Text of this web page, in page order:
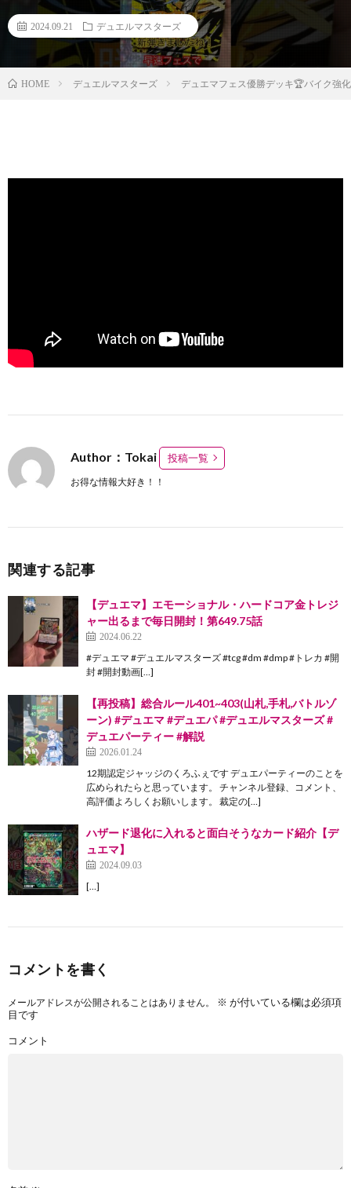
2024.09.21 デュエルマスターズ
HOME デュエルマスターズ デュエマフェス優勝デッキ🏆バイク強
Author：Tokai 投稿一覧
お得な情報大好き！！
関連する記事
【デュエマ】エモーショナル・ハードコア金トレジ
ャー出るまで毎日開封！第649.75話
2024.06.22
#デュエマ #デュエルマスターズ #tcg #dm #dmp #トレカ #開
封 #開封動画[…]
【再投稿】総合ルール401~403(山札,手札,バトルゾ
ーン) #デュエマ #デュエパ #デュエルマスターズ #
デュエパーティー #解説
2026.01.24
12期認定ジャッジのくろふぇです デュエパーティーのことを
広められたらと思っています。 チャンネル登録、コメント、
高評価よろしくお願いします。 裁定の[…]
ハザード退化に入れると面白そうなカード紹介【デ
ュエマ】
2024.09.03
[…]
コメントを書く
メールアドレスが公開されることはありません。 ※ が付いている欄は必須項
目です
コメント